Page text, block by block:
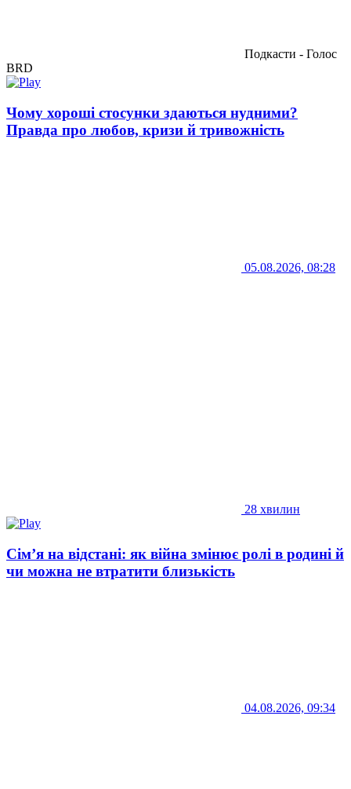
Подкасти - Голос
BRD
Чому хороші стосунки здаються нудними?
Правда про любов, кризи й тривожність
05.08.2026, 08:28
28 хвилин
Сім’я на відстані: як війна змінює ролі в родині й
чи можна не втратити близькість
04.08.2026, 09:34